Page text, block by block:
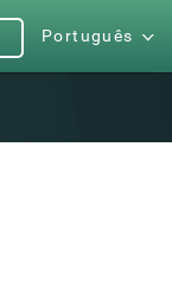
Português